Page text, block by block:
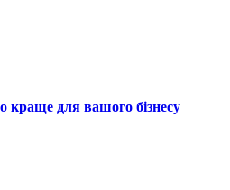
для вашого бізнесу